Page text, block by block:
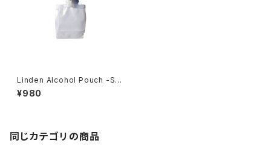
Linden Alcohol Pouch -Set
of 2-
¥980
同じカテゴリの商品